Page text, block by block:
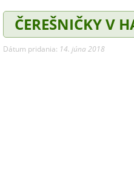
ČEREŠNIČKY V
Dátum pridania: 14. júna 2018